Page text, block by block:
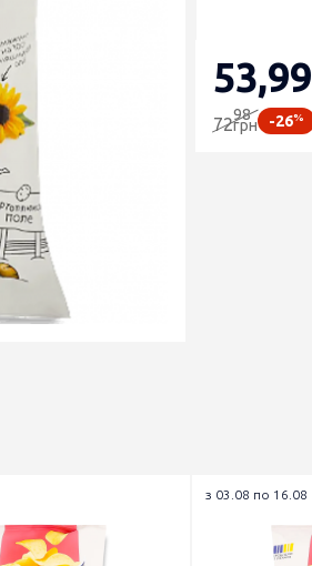
53,99
7298
грн -26%
з 03.08 по 16.08